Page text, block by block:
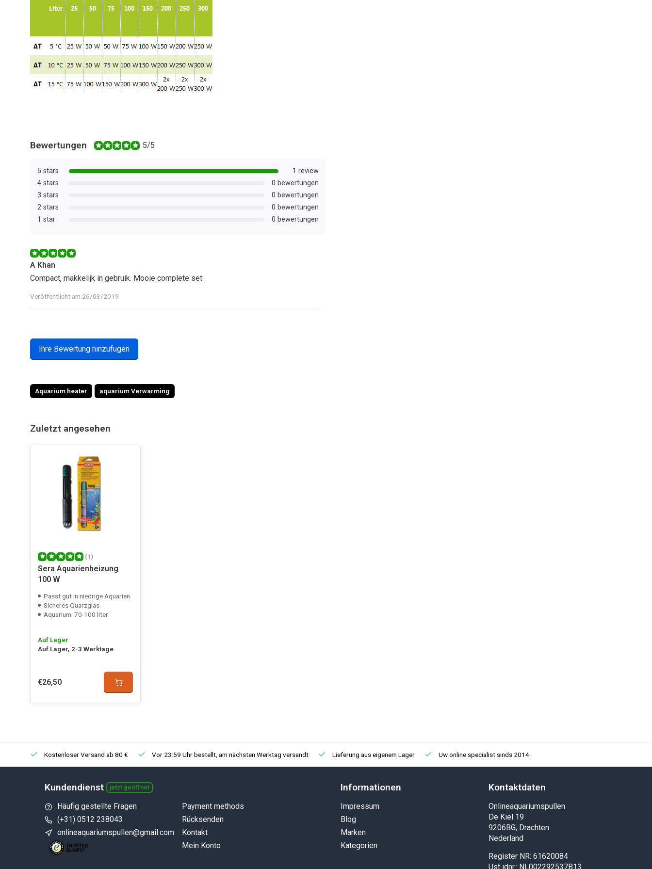
Bewertungen 5/5
5 stars
1 review
4 stars
0 bewertungen
3 stars
0 bewertungen
2 stars
0 bewertungen
1 star
0 bewertungen
A Khan
Compact, makkelijk in gebruik. Mooie complete set.
Veröffentlicht am 26/03/2019
Ihre Bewertung hinzufügen
Aquarium heater aquarium Verwarming
Zuletzt angesehen
(1)
Sera Aquarienheizung
100 W
Passt gut in niedrige Aquarien
Sicheres Quarzglas
Aquarium: 70-100 liter
Auf Lager
Auf Lager, 2-3 Werktage
€26,50
Kostenloser Versand ab 80 € Vor 23:59 Uhr bestellt, am nächsten Werktag versandt Lieferung aus eigenem Lager Uw online specialist sinds 2014
Kundendienst jetzt geöffnet
Häufig gestellte Fragen
(+31) 0512 238043
onlineaquariumspullen@gmail.com
Payment methods
Rücksenden
Kontakt
Mein Konto
Informationen
Impressum
Blog
Marken
Kategorien
Kontaktdaten
Onlineaquariumspullen
De Kiel 19
9206BG, Drachten
Nederland
Register NR: 61620084
Ust idnr.: NL002292537B13